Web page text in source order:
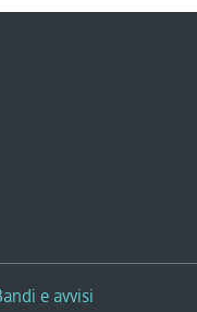
e avvisi